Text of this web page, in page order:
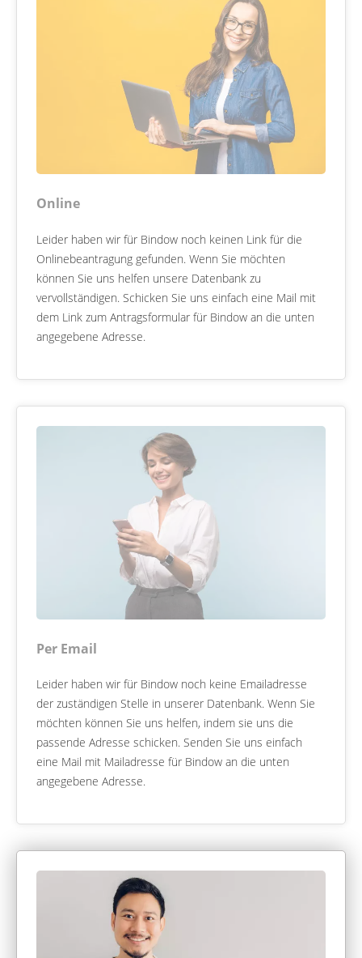
Online
Leider haben wir für Bindow noch keinen Link für die
Onlinebeantragung gefunden. Wenn Sie möchten
können Sie uns helfen unsere Datenbank zu
vervollständigen. Schicken Sie uns einfach eine Mail mit
dem Link zum Antragsformular für Bindow an die unten
angegebene Adresse.
Per Email
Leider haben wir für Bindow noch keine Emailadresse
der zuständigen Stelle in unserer Datenbank. Wenn Sie
möchten können Sie uns helfen, indem sie uns die
passende Adresse schicken. Senden Sie uns einfach
eine Mail mit Mailadresse für Bindow an die unten
angegebene Adresse.